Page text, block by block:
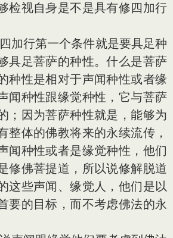
检视自身是不是具有修四加行
行第一个条件就是要具足种
具足菩萨的种性。什么是菩萨
种性是相对于声闻种性或者缘
闻种性跟缘觉种性，它与菩萨
；因为菩萨种性就是，能够为
整体的佛教将来的永续流传，
闻种性或者是缘觉种性，他们
修佛菩提道，所以说修解脱道
这些声闻、缘觉人，他们是以
要的目标，而不考虑佛法的永